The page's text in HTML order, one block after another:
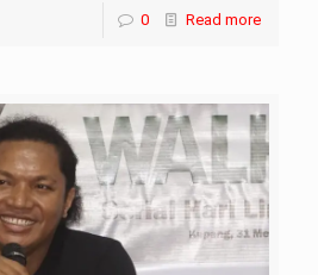
0 Read more